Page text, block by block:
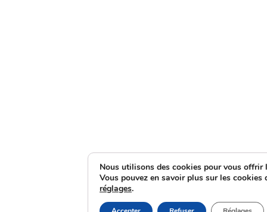
Nous utilisons des cookies pour vous offrir
Vous pouvez en savoir plus sur les
réglages.